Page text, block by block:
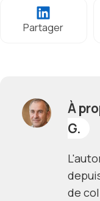
Partager
À
G.
de